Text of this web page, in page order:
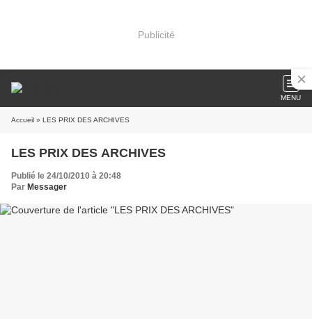
Publicité
MENU
Accueil » LES PRIX DES ARCHIVES
LES PRIX DES ARCHIVES
Publié le 24/10/2010 à 20:48
Par Messager